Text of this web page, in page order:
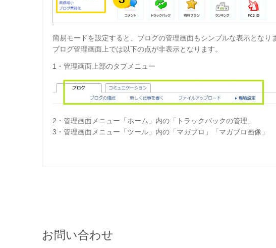
簡易モードを設定すると、ブログの管理画面もシンプルな表示となり
ブログ管理画面上では以下の点が非表示となります。
1・管理画面上部のタブメニュー
2・管理画面メニュー「ホーム」内の「トラックバックの管理」
3・管理画面メニュー「ツール」内の「マガブロ」「 マガブロ画像 」
お問い合わせ